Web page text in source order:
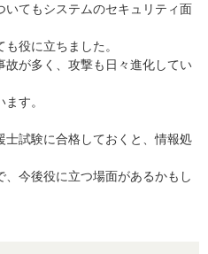
てもシステムのセキュリティ面
役に立ちました。
が多く、攻撃も日々進化してい
す。
試験に合格しておくと、情報処
今後役に立つ場面があるかもし